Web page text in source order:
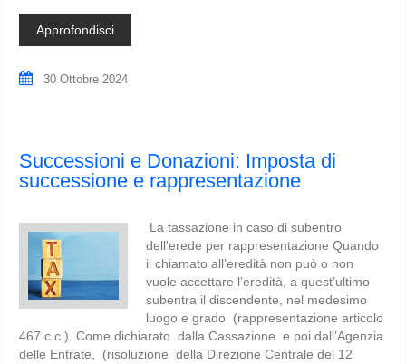
Approfondisci
30 Ottobre 2024
Successioni e Donazioni: Imposta di
successione e rappresentazione
La tassazione in caso di subentro
dell'erede per rappresentazione Quando
il chiamato all’eredità non può o non
vuole accettare l’eredità, a quest’ultimo
subentra il discendente, nel medesimo
luogo e grado (rappresentazione articolo
467 c.c.). Come dichiarato dalla Cassazione e poi dall’Agenzia
delle Entrate, (risoluzione della Direzione Centrale del 12